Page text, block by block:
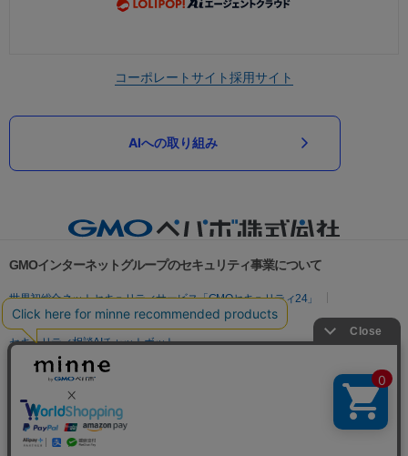
コーポレートサイト採用サイト
AIへの取り組み
GMOインターネットグループのセキュリティ事業について
世界初総合ネットセキュリティサービス「GMOセキュリティ24」
パスワード漏洩診断
Webサイトリスク診断
セキュリティ相談AIチャットボット
実在証明・盗聴対策
サイバー攻撃対策（GMO Flatt Security）
セキュリティ事業の軌跡